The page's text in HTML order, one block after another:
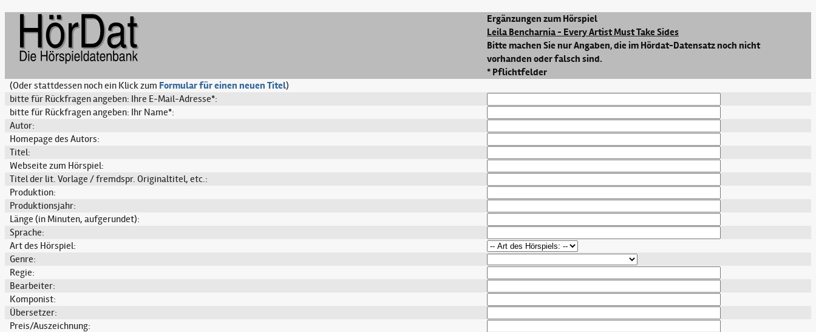
Ergänzungen zum Hörspiel
Leila Bencharnia - Every Artist Must Take Sides
Bitte machen Sie nur Angaben, die im Hördat-Datensatz noch nicht
vorhanden oder falsch sind.
* Pflichtfelder
(Oder stattdessen noch ein Klick zum Formular für einen neuen Titel)
bitte für Rückfragen angeben: Ihre E-Mail-Adresse*:
bitte für Rückfragen angeben: Ihr Name*:
Autor:
Homepage des Autors:
Titel:
Webseite zum Hörspiel:
Titel der lit. Vorlage / fremdspr. Originaltitel, etc.:
Produktion:
Produktionsjahr:
Länge (in Minuten, aufgerundet):
Sprache:
Art des Hörspiel:
Genre:
Regie:
Bearbeiter:
Komponist:
Übersetzer:
Preis/Auszeichnung: